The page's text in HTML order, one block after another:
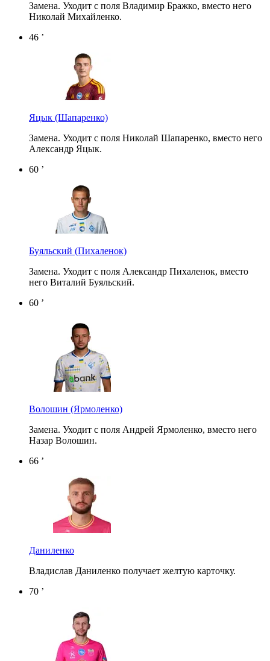
Замена. Уходит с поля Владимир Бражко, вместо него
Николай Михайленко.
46 ’
Яцык (Шапаренко)
Замена. Уходит с поля Николай Шапаренко, вместо него
Александр Яцык.
60 ’
Буяльский (Пихаленок)
Замена. Уходит с поля Александр Пихаленок, вместо
него Виталий Буяльский.
60 ’
Волошин (Ярмоленко)
Замена. Уходит с поля Андрей Ярмоленко, вместо него
Назар Волошин.
66 ’
Даниленко
Владислав Даниленко получает желтую карточку.
70 ’